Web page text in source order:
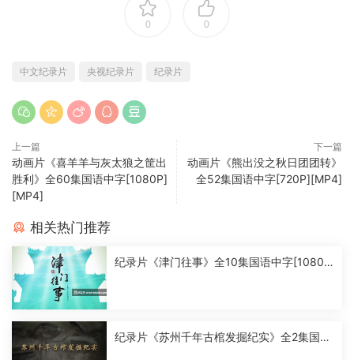
0 0
中文纪录片 央视纪录片 纪录片
上一篇
动画片《喜羊羊与灰太狼之筐出
胜利》全60集国语中字[1080P]
[MP4]
下一篇
动画片《熊出没之秋日团团转》
全52集国语中字[720P][MP4]
相关热门推荐
纪录片《津门往事》全10集国语中字[1080
纪录片《苏州千年古棺发掘纪实》全2集国语